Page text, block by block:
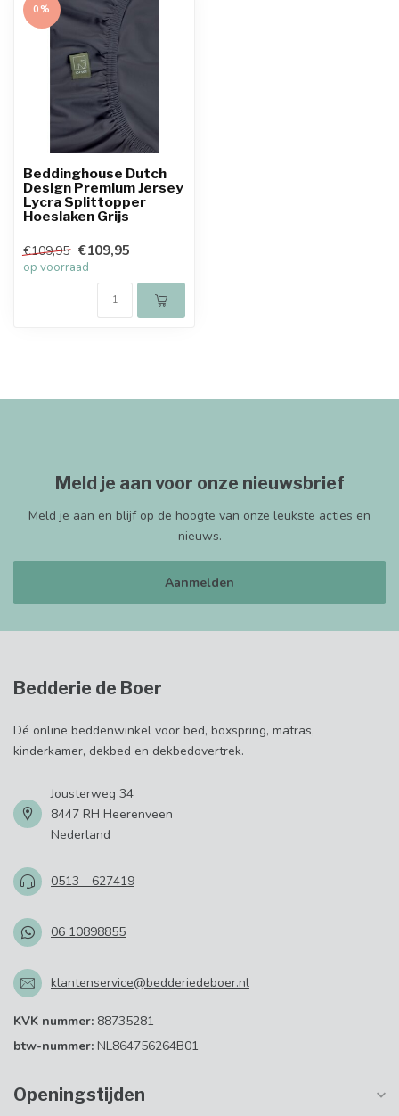
0%
Beddinghouse Dutch
Design Premium Jersey
Lycra Splittopper
Hoeslaken Grijs
€109,95 €109,95
op voorraad
Meld je aan voor onze nieuwsbrief
Meld je aan en blijf op de hoogte van onze leukste acties en
nieuws.
Aanmelden
Bedderie de Boer
Dé online beddenwinkel voor bed, boxspring, matras,
kinderkamer, dekbed en dekbedovertrek.
Jousterweg 34
8447 RH Heerenveen
Nederland
0513 - 627419
06 10898855
klantenservice@bedderiedeboer.nl
KVK nummer: 88735281
btw-nummer: NL864756264B01
Openingstijden